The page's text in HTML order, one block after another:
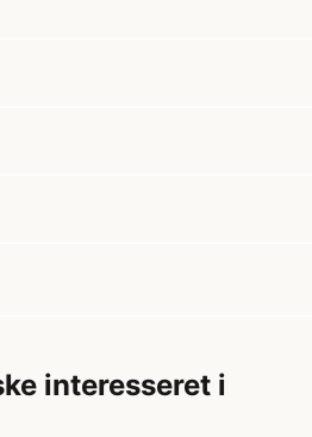
interesseret i